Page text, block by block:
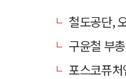
철도공단, 오
구윤철 부
포스코퓨처